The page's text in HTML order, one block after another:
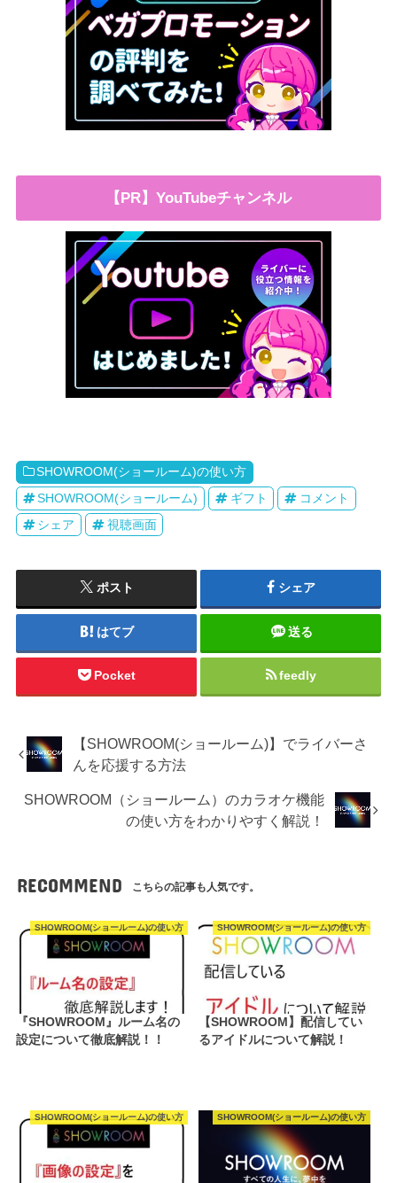
【PR】YouTubeチャンネル
SHOWROOM(ショールーム)の使い方
SHOWROOM(ショールーム)
ギフト
コメント
シェア
視聴画面
ポスト シェア
はてブ 送る
Pocket feedly
【SHOWROOM(ショールーム)】でライバーさ
んを応援する方法
SHOWROOM（ショールーム）のカラオケ機能
の使い方をわかりやすく解説！
RECOMMEND こちらの記事も人気です。
SHOWROOM(ショールーム)の使い方
『SHOWROOM』ルーム名の
設定について徹底解説！！
SHOWROOM(ショールーム)の使い方
【SHOWROOM】配信してい
るアイドルについて解説！
SHOWROOM(ショールーム)の使い方 SHOWROOM(ショールーム)の使い方